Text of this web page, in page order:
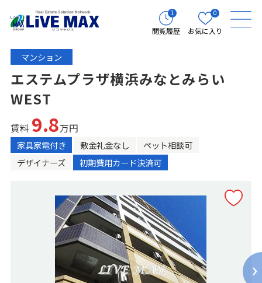
1
閲覧履歴
0
お気に入り
マンション
エステムプラザ横浜みなとみらい
WEST
賃料 9.8万円
家具家電付き 敷金礼金なし
ペット相談可
デザイナーズ
初期費用カード決済可